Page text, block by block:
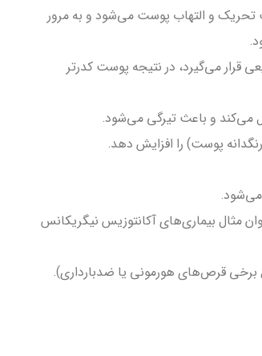
تحریک و التهاب پوست می‌شود و به مرور
قرار می‌گیرد، در نتیجه پوست کدرتر
می‌کند و باعث تیرگی می‌شود.
پوست) را افزایش دهد.
می‌شود.
مثال بیماری‌های آکانتوزیس نیگریکانس
برخی قرص‌های هورمونی یا ضدبارداری).